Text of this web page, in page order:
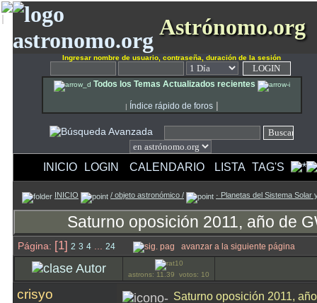
Astrónomo.org
Ingresar nombre de usuario, contraseña, duración de la sesión
Todos los Temas Actualizados recientes
| Índice rápido de foros|
INICIO LOGIN CALENDARIO LISTA TAG'S
INICIO / objeto astronómico / · Planetas del Sistema
Saturno oposición 2011, año de
Página: [1] 2 3 4 24 avanzar a la siguiente página
Autor astrons: 11.39 votos: 10
crisyo Saturno oposición 2011,